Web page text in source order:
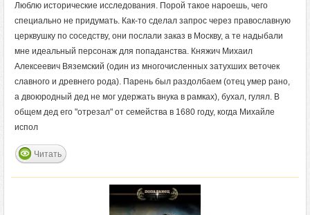
Люблю исторические исследования. Порой такое нароешь, чего
специально не придумать. Как-то сделал запрос через православную
церквушку по соседству, они послали заказ в Москву, а те надыбали
мне идеальный персонаж для попаданства. Княжич Михаил
Алексеевич Вяземский (один из многочисленных затухших веточек
славного и древнего рода). Парень был раздолбаем (отец умер рано,
а двоюродный дед не мог удержать внука в рамках), бухал, гулял. В
общем дед его "отрезал" от семейства в 1680 году, когда Михайле
испол
Читать